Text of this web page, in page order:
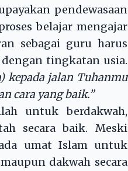
pendewasaan
belajar mengajar
sebagai guru harus
tingkatan usia.
kepada jalan Tuhanmu
cara yang baik.”
untuk berdakwah,
secara baik. Meski
umat Islam untuk
dakwah secara